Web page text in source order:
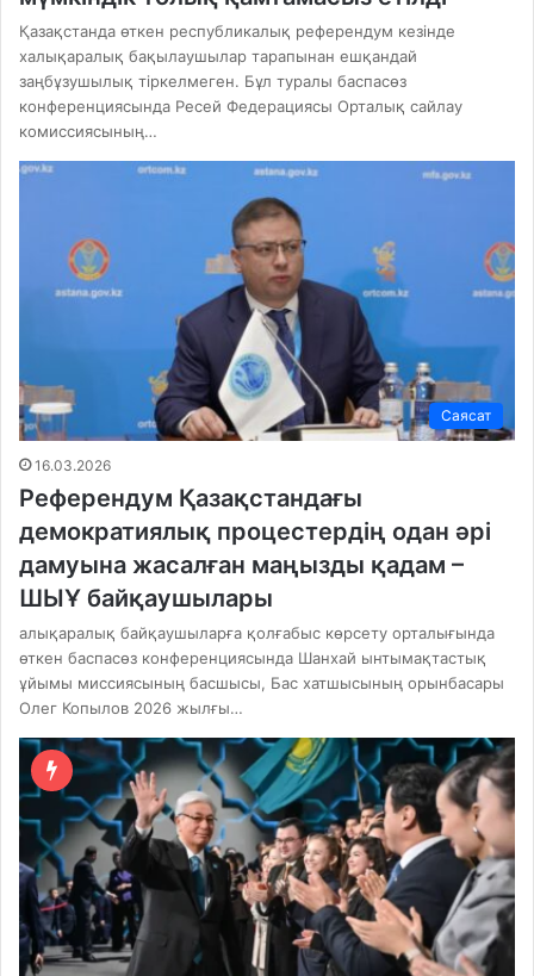
Қазақстанда өткен республикалық референдум кезінде
халықаралық бақылаушылар тарапынан ешқандай
заңбұзушылық тіркелмеген. Бұл туралы баспасөз
конференциясында Ресей Федерациясы Орталық сайлау
комиссиясының…
Саясат
16.03.2026
Референдум Қазақстандағы
демократиялық процестердің одан әрі
дамуына жасалған маңызды қадам –
ШЫҰ байқаушылары
алықаралық байқаушыларға қолғабыс көрсету орталығында
өткен баспасөз конференциясында Шанхай ынтымақтастық
ұйымы миссиясының басшысы, Бас хатшысының орынбасары
Олег Копылов 2026 жылғы…